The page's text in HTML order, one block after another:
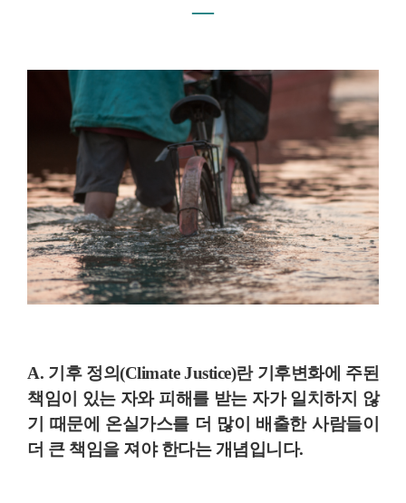
―
A. 기후 정의(Climate Justice)란 기후변화에 주된
책임이 있는 자와 피해를 받는 자가 일치하지 않
기 때문에 온실가스를 더 많이 배출한 사람들이
더 큰 책임을 져야 한다는 개념입니다.